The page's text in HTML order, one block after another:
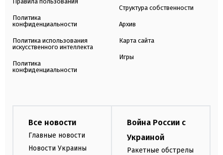
Политика
конфиденциальности
Политика использования
искусственного интеллекта
Политика
конфиденциальности
Структура собственности
Архив
Карта сайта
Игры
Все новости
Главные новости
Новости Украины
Война России с
Украиной
Ракетные обстрелы